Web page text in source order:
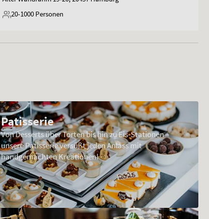
20-1000 Personen
Patisserie
Von Desserts über Torten bis hin zu Eis-Stationen –
unsere Patisserie versüßt jeden Anlass mit
handgemachten Kreationen!